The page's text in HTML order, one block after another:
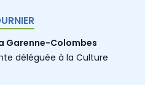
Garenne-Colombes
déléguée à la Culture